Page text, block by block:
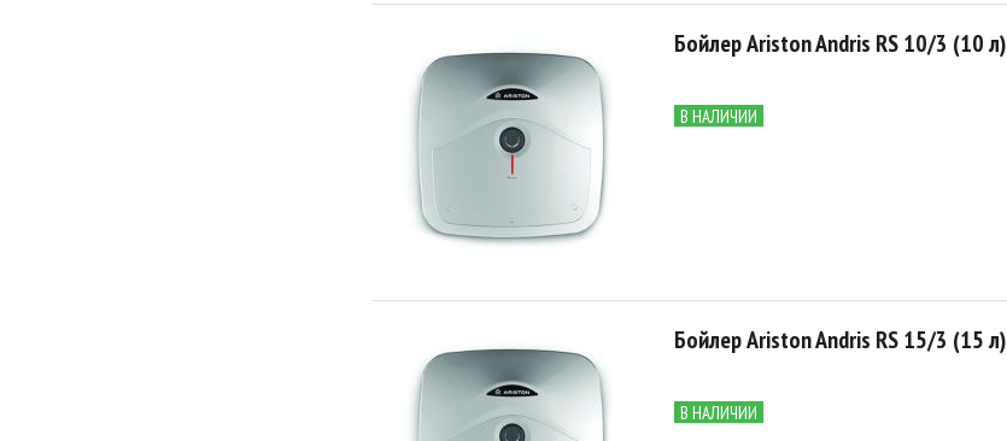
Бойлер Ariston Andris RS 10/3 (10 л)
В НАЛИЧИИ
Бойлер Ariston Andris RS 15/3 (15 л)
В НАЛИЧИИ